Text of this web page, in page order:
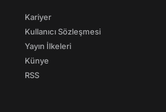
Kariyer
Kullanıcı Sözleşmesi
Yayın İlkeleri
Künye
RSS